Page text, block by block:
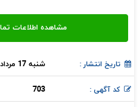
تاریخ انتشار : شنبه 17 مرداد 1405
کد آگهی : 703